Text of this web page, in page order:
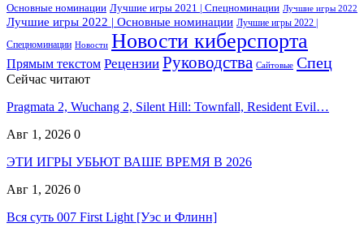
Основные номинации Лучшие игры 2021 | Спецноминации Лучшие игры 2022
Лучшие игры 2022 | Основные номинации Лучшие игры 2022 |
Спецноминации Новости Новости киберспорта
Прямым текстом Рецензии Руководства Сайтовые Спец
Сейчас читают
Pragmata 2, Wuchang 2, Silent Hill: Townfall, Resident Evil…
Авг 1, 2026 0
ЭТИ ИГРЫ УБЬЮТ ВАШЕ ВРЕМЯ В 2026
Авг 1, 2026 0
Вся суть 007 First Light [Уэс и Флинн]